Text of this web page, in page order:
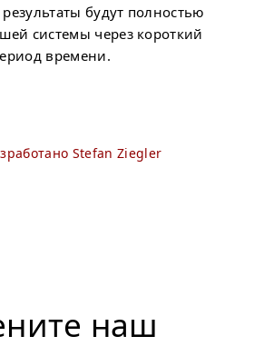
будут полностью
системы через короткий
времени.
Stefan Ziegler
наш